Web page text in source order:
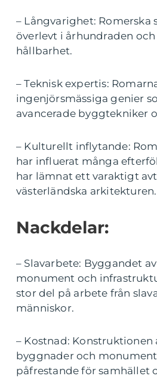
– Långvarighet: Romerska
överlevt i århundraden och
hållbarhet.
– Teknisk expertis:
ingenjörsmässiga genier
avancerade byggtekniker
– Kulturellt inflytande:
har influerat många
har lämnat ett varaktigt
västerländska arkitekturen.
Nackdelar:
– Slavarbete: Byggandet
monument och
stor del på arbete från
människor.
– Kostnad: Konstruktionen
byggnader och
påfrestande för samhället